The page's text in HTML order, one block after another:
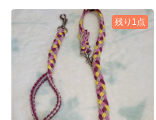
残り1点